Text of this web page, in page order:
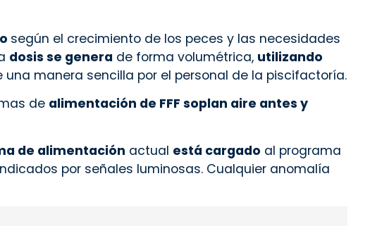
según el crecimiento de los peces y las necesidades
dosis se genera de forma volumétrica, utilizando
manera sencilla por el personal de la piscifactoría.
de alimentación de FFF soplan aire antes y
de alimentación actual está cargado al programa
por señales luminosas. Cualquier anomalía